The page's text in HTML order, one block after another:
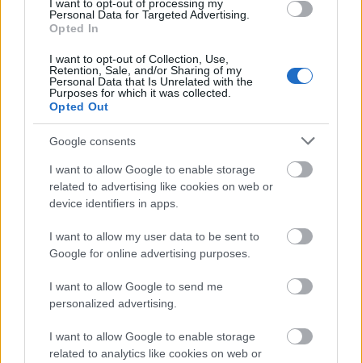
I want to opt-out of processing my
Personal Data for Targeted Advertising.
Opted In
I want to opt-out of Collection, Use,
Retention, Sale, and/or Sharing of my
Personal Data that Is Unrelated with the
Purposes for which it was collected.
Opted Out
Google consents
I want to allow Google to enable storage
related to advertising like cookies on web or
device identifiers in apps.
I want to allow my user data to be sent to
Google for online advertising purposes.
I want to allow Google to send me
personalized advertising.
I want to allow Google to enable storage
related to analytics like cookies on web or
Kulcsár Edina bemutatja kiskutyáját